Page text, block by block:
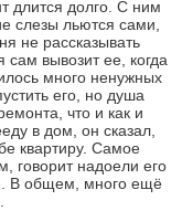
длится долго. С ним
слезы льются сами,
не рассказывать
сам вывозит ее, когда
много ненужных
его, но душа
что и как и
в дом, он сказал,
квартиру. Самое
говорит надоели его
В общем, много ещё